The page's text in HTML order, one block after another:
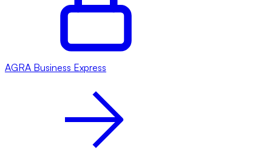
AGRA Business Express